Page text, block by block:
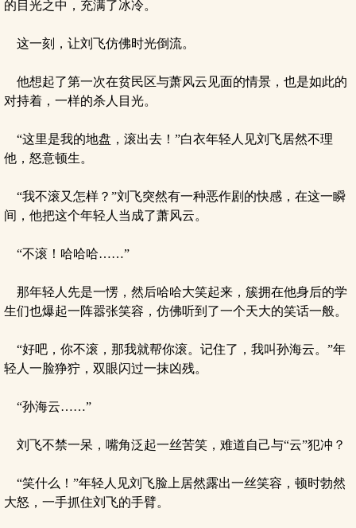
的目光之中，充满了冰冷。
这一刻，让刘飞仿佛时光倒流。
他想起了第一次在贫民区与萧风云见面的情景，也是如此的
对持着，一样的杀人目光。
“这里是我的地盘，滚出去！”白衣年轻人见刘飞居然不理
他，怒意顿生。
“我不滚又怎样？”刘飞突然有一种恶作剧的快感，在这一瞬
间，他把这个年轻人当成了萧风云。
“不滚！哈哈哈……”
那年轻人先是一愣，然后哈哈大笑起来，簇拥在他身后的学
生们也爆起一阵嚣张笑容，仿佛听到了一个天大的笑话一般。
“好吧，你不滚，那我就帮你滚。记住了，我叫孙海云。”年
轻人一脸狰狞，双眼闪过一抹凶残。
“孙海云……”
刘飞不禁一呆，嘴角泛起一丝苦笑，难道自己与“云”犯冲？
“笑什么！”年轻人见刘飞脸上居然露出一丝笑容，顿时勃然
大怒，一手抓住刘飞的手臂。